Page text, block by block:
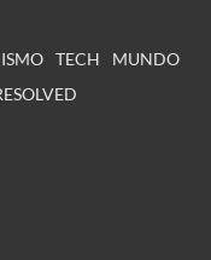
TECH
MUNDO